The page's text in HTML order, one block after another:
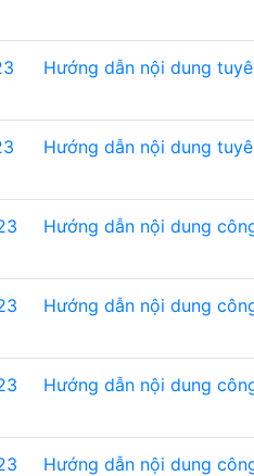
Hướng dẫn nội dung
Hướng dẫn nội dung
Hướng dẫn nội dung
Hướng dẫn nội dung
Hướng dẫn nội dung
Hướng dẫn nội dung